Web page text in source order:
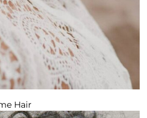
Hair